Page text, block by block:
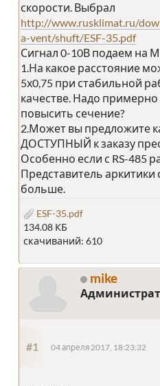
скорости. Выбрал
http://www.rusklimat.ru/
a-vent/shuft/ESF-35.pdf
Сигнал 0-10В подаем на
1.На какое расстояние
5х0,75 при стабильной
качестве. Надо
повысить сечение?
2.Может вы предложите
ДОСТУПНЫЙ к заказу
Особенно если с RS-485
Представитель аркитики
больше.
ESF-35.pdf
134.08 КБ
скачиваний: 610
mike
#1 04 апреля 2017, 18:23:32